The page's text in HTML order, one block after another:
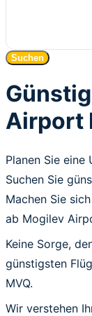
Suchen
Airport
Planen Sie
Suchen Sie
Machen Sie
ab Mogilev
Keine Sorge,
günstigsten
MVQ.
Wir verstehen